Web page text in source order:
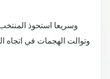
وسريعا استحوذ
وتوالت الهجمات في اتجاه